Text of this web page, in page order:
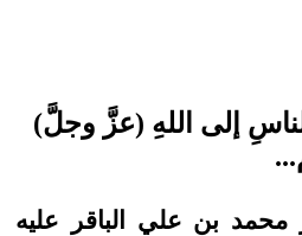
الناسِ إلى اللهِ (عزَّ وجلَّ)
محمد بن علي الباقر عليه